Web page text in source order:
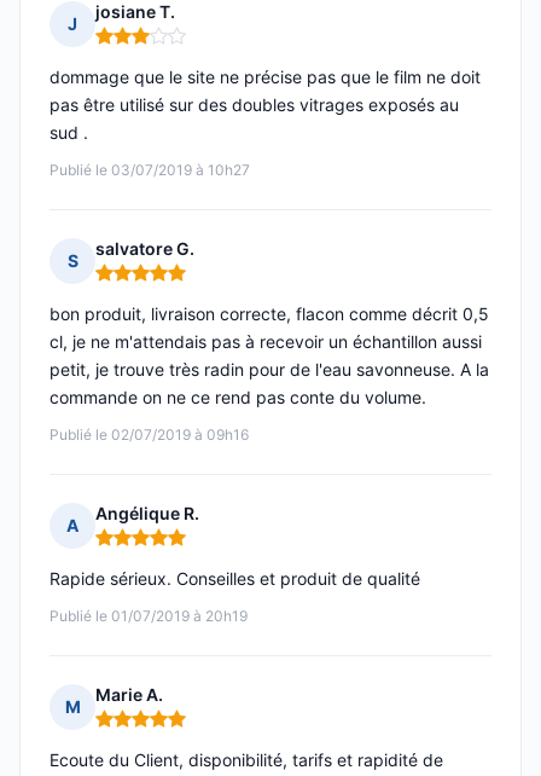
J
josiane T.
Note : 3 sur 5
Publié le 03/07/2019 à 10h27
dommage que le site ne précise pas que le film ne doit
pas être utilisé sur des doubles vitrages exposés au
sud .
S
salvatore G.
Note : 5 sur 5
Publié le 02/07/2019 à 09h16
bon produit, livraison correcte, flacon comme décrit 0,5
cl, je ne m'attendais pas à recevoir un échantillon aussi
petit, je trouve très radin pour de l'eau savonneuse. A la
commande on ne ce rend pas conte du volume.
A
Angélique R.
Note : 5 sur 5
Publié le 01/07/2019 à 20h19
Rapide sérieux. Conseilles et produit de qualité
M
Marie A.
Note : 5 sur 5
Ecoute du Client, disponibilité, tarifs et rapidité de